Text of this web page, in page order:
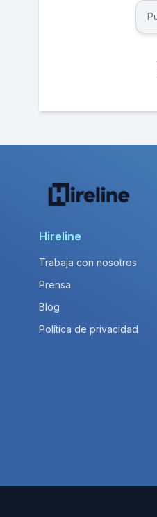
Hireline
Trabaja con nosotros
Prensa
Blog
Política de privacidad